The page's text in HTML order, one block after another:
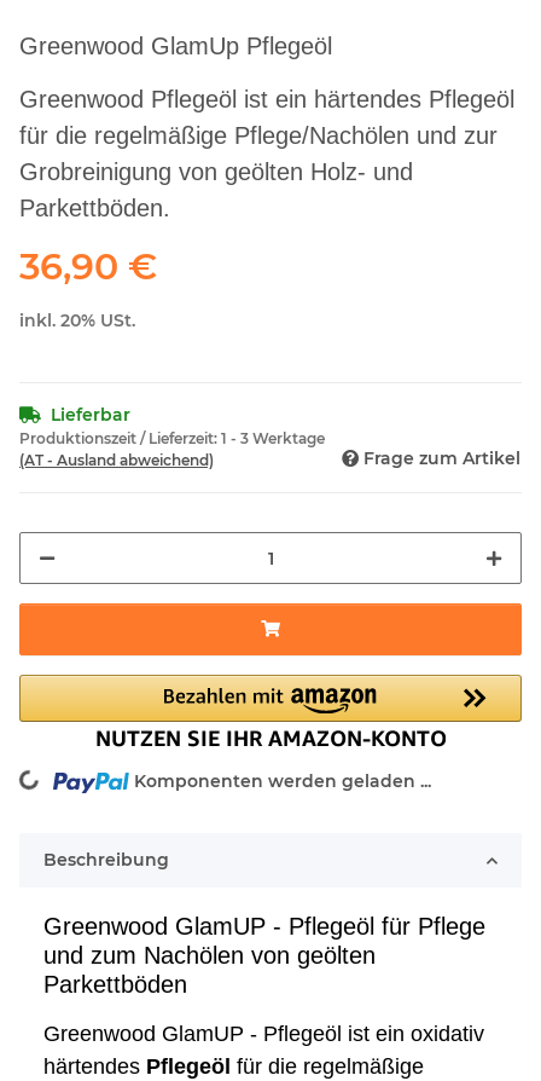
Greenwood GlamUp Pflegeöl
Greenwood Pflegeöl ist ein härtendes Pflegeöl
für die regelmäßige Pflege/Nachölen und zur
Grobreinigung von geölten Holz- und
Parkettböden.
36,90 €
inkl. 20% USt.
Lieferbar
Produktionszeit / Lieferzeit: 1 - 3 Werktage
(AT - Ausland abweichend)
Frage zum Artikel
Komponenten werden geladen ...
Beschreibung
Greenwood GlamUP - Pflegeöl für Pflege
und zum Nachölen von geölten
Parkettböden
Greenwood GlamUP - Pflegeöl ist ein oxidativ
härtendes Pflegeöl für die regelmäßige